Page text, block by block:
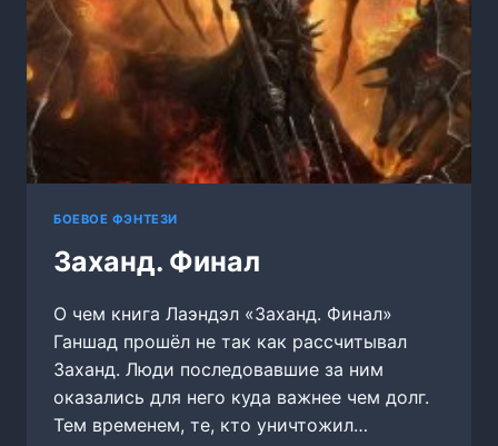
БОЕВОЕ ФЭНТЕЗИ
Заханд. Финал
О чем книга Лаэндэл «Заханд. Финал»
Ганшад прошёл не так как рассчитывал
Заханд. Люди последовавшие за ним
оказались для него куда важнее чем долг.
Тем временем, те, кто уничтожил…